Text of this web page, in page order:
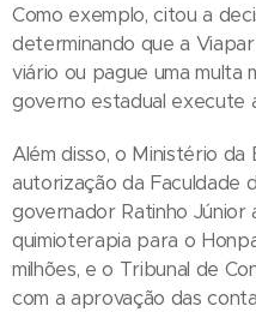
Como exemplo, citou a
determinando que a
viário ou pague uma multa
governo estadual execute
Além disso, o Ministério da
autorização da Faculdade
governador Ratinho Júnior
quimioterapia para o
milhões, e o Tribunal de
com a aprovação das